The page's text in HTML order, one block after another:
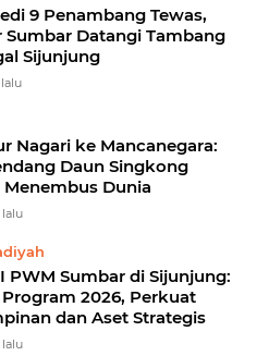
9 Penambang Tewas,
Sumbar Datangi Tambang
Sijunjung
Nagari ke Mancanegara:
Daun Singkong
Dunia
PWM Sumbar di Sijunjung:
2026, Perkuat
dan Aset Strategis